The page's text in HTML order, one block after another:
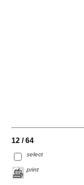
12 / 64
select
print